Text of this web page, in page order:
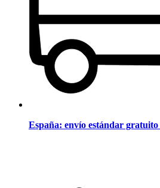
España: envío estándar gratuito